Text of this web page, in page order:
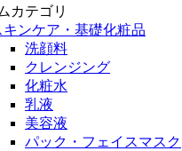
カテゴリ
キンケア・基礎化粧品
洗顔料
クレンジング
化粧水
乳液
美容液
パック・フェイスマスク